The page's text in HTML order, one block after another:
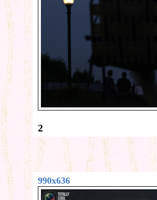
2
990x636